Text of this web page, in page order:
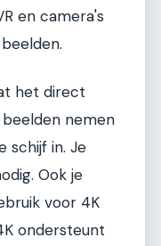
en camera's
het direct
nemen
schijf in. Je
Ook je
voor 4K
ondersteunt